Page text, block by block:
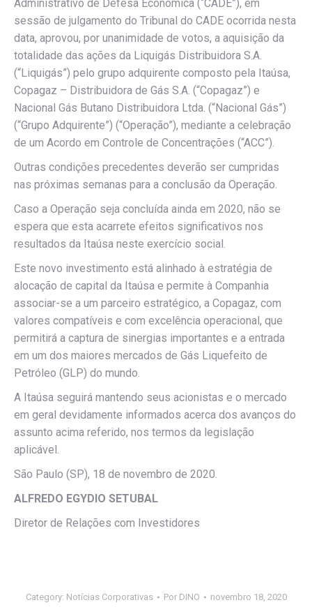
Administrativo de Defesa Econômica (“CADE”), em
sessão de julgamento do Tribunal do CADE ocorrida nesta
data, aprovou, por unanimidade de votos, a aquisição da
totalidade das ações da Liquigás Distribuidora S.A.
(“Liquigás”) pelo grupo adquirente composto pela Itaúsa,
Copagaz – Distribuidora de Gás S.A. (“Copagaz”) e
Nacional Gás Butano Distribuidora Ltda. (“Nacional Gás”)
(“Grupo Adquirente”) (“Operação”), mediante a celebração
de um Acordo em Controle de Concentrações (“ACC”).
Outras condições precedentes deverão ser cumpridas
nas próximas semanas para a conclusão da Operação.
Caso a Operação seja concluída ainda em 2020, não se
espera que esta acarrete efeitos significativos nos
resultados da Itaúsa neste exercício social.
Este novo investimento está alinhado à estratégia de
alocação de capital da Itaúsa e permite à Companhia
associar-se a um parceiro estratégico, a Copagaz, com
valores compatíveis e com excelência operacional, que
permitirá a captura de sinergias importantes e a entrada
em um dos maiores mercados de Gás Liquefeito de
Petróleo (GLP) do mundo.
A Itaúsa seguirá mantendo seus acionistas e o mercado
em geral devidamente informados acerca dos avanços do
assunto acima referido, nos termos da legislação
aplicável.
São Paulo (SP), 18 de novembro de 2020.
ALFREDO EGYDIO SETUBAL
Diretor de Relações com Investidores
Category: Notícias Corporativas Por DINO novembro 18, 2020